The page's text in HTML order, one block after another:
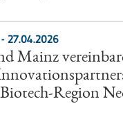
27.04.2026
Mainz
Region